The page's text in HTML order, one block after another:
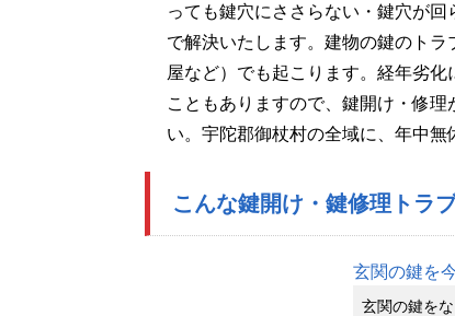
っても鍵穴にささらない・鍵穴が
で解決いたします。建物の鍵のト
屋など）でも起こります。経年劣
こともありますので、鍵開け・修
い。宇陀郡御杖村の全域に、年中無
こんな鍵開け・鍵修理トラ
玄関の鍵を
玄関の鍵を